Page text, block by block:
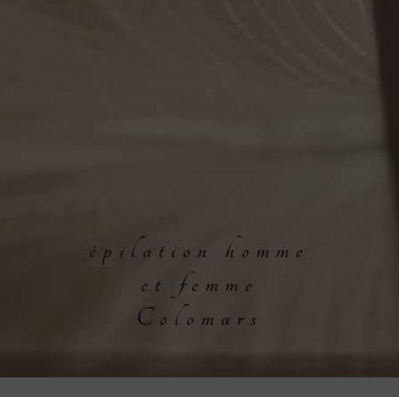
épilation homme
et femme
Colomars